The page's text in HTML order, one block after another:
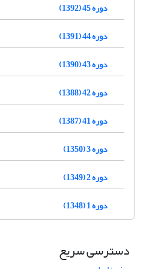
دوره 45 (1392)
دوره 44 (1391)
دوره 43 (1390)
دوره 42 (1388)
دوره 41 (1387)
دوره 3 (1350)
دوره 2 (1349)
دوره 1 (1348)
دسترسی سریع